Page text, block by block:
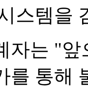
스템을
자는 "
를 통해